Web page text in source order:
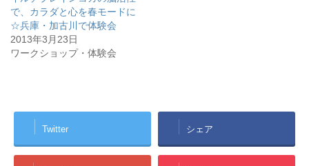
で、カラダと心を春モードに
☆兵庫・加古川で体験会
2013年3月23日
ワークショップ・体験会
Twitter シェア